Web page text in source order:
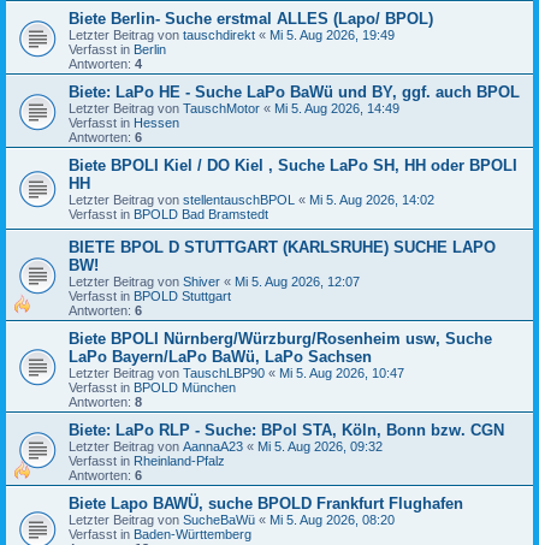
Biete Berlin- Suche erstmal ALLES (Lapo/ BPOL)
Letzter Beitrag von tauschdirekt « Mi 5. Aug 2026, 19:49
Verfasst in Berlin
Antworten: 4
Biete: LaPo HE - Suche LaPo BaWü und BY, ggf. auch BPOL
Letzter Beitrag von TauschMotor « Mi 5. Aug 2026, 14:49
Verfasst in Hessen
Antworten: 6
Biete BPOLI Kiel / DO Kiel , Suche LaPo SH, HH oder BPOLI
HH
Letzter Beitrag von stellentauschBPOL « Mi 5. Aug 2026, 14:02
Verfasst in BPOLD Bad Bramstedt
BIETE BPOL D STUTTGART (KARLSRUHE) SUCHE LAPO
BW!
Letzter Beitrag von Shiver « Mi 5. Aug 2026, 12:07
Verfasst in BPOLD Stuttgart
Antworten: 6
Biete BPOLI Nürnberg/Würzburg/Rosenheim usw, Suche
LaPo Bayern/LaPo BaWü, LaPo Sachsen
Letzter Beitrag von TauschLBP90 « Mi 5. Aug 2026, 10:47
Verfasst in BPOLD München
Antworten: 8
Biete: LaPo RLP - Suche: BPol STA, Köln, Bonn bzw. CGN
Letzter Beitrag von AannaA23 « Mi 5. Aug 2026, 09:32
Verfasst in Rheinland-Pfalz
Antworten: 6
Biete Lapo BAWÜ, suche BPOLD Frankfurt Flughafen
Letzter Beitrag von SucheBaWü « Mi 5. Aug 2026, 08:20
Verfasst in Baden-Württemberg